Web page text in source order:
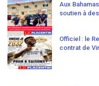
Aux
soutien à
Officiel : le
contrat de